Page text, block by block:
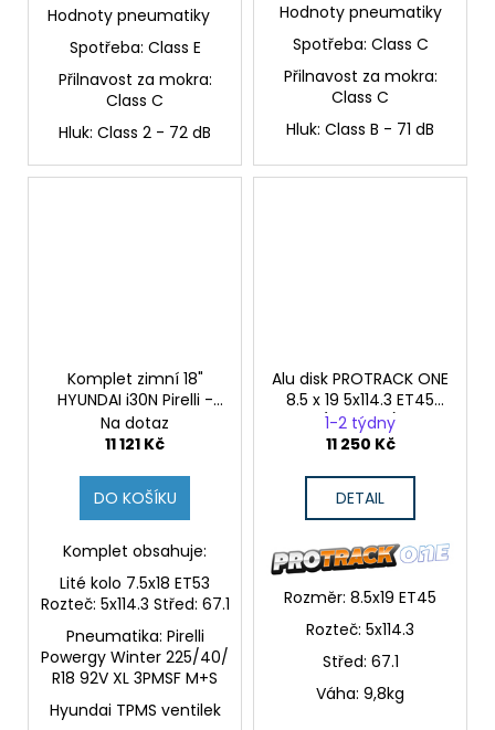
Hodnoty pneumatiky
Spotřeba: Class E
Přilnavost za mokra:
Class C
Hluk: Class 2 - 72 dB
Hodnoty pneumatiky
Spotřeba: Class C
Přilnavost za mokra:
Class C
Hluk: Class B - 71 dB
Komplet zimní 18"
HYUNDAI i30N Pirelli -
černý disk s červeným
proužkem (Originál)
Na dotaz
11 121 Kč
DO KOŠÍKU
Komplet obsahuje:
Lité kolo 7.5x18 ET53
Rozteč: 5x114.3 Střed: 67.1
Pneumatika: Pirelli
Powergy Winter 225/40/
R18 92V XL 3PMSF M+S
Hyundai TPMS ventilek
Alu disk PROTRACK ONE
8.5 x 19 5x114.3 ET45
(HYUNDAI)
1-2 týdny
11 250 Kč
DETAIL
Rozměr: 8.5x19 ET45
Rozteč: 5x114.3
Střed: 67.1
Váha: 9,8kg